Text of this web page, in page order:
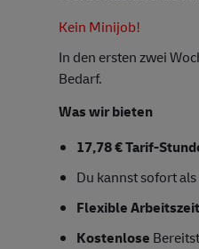
Kein Minijob!
In den ersten zwei
Bedarf.
Was wir bieten
17,78 € Tarif-
Du kannst sofort als
Flexible
Kostenlose